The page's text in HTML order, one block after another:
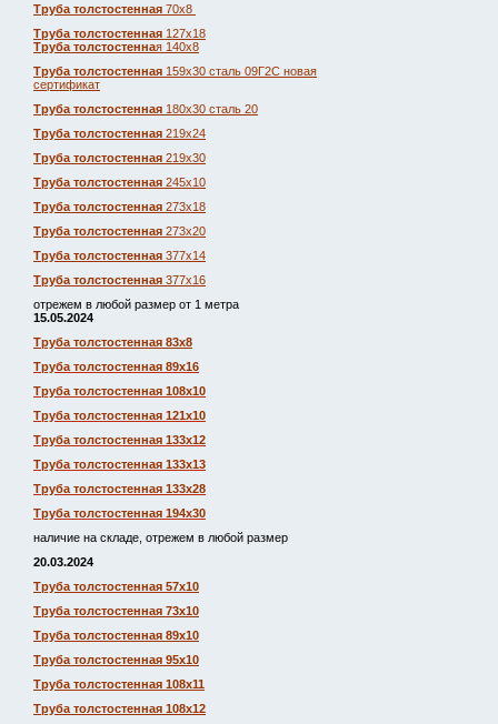
Труба толстостенная 70х8
Труба толстостенная 127х18
Труба толстостенная 140х8
Труба толстостенная 159х30 сталь 09Г2С новая
сертификат
Труба толстостенная 180х30 сталь 20
Труба толстостенная 219х24
Труба толстостенная 219х30
Труба толстостенная 245х10
Труба толстостенная 273х18
Труба толстостенная 273х20
Труба толстостенная 377х14
Труба толстостенная 377х16
отрежем в любой размер от 1 метра
15.05.2024
Труба толстостенная 83х8
Труба толстостенная 89х16
Труба толстостенная 108х10
Труба толстостенная 121х10
Труба толстостенная 133х12
Труба толстостенная 133х13
Труба толстостенная 133х28
Труба толстостенная 194х30
наличие на складе, отрежем в любой размер
20.03.2024
Труба толстостенная 57х10
Труба толстостенная 73х10
Труба толстостенная 89х10
Труба толстостенная 95х10
Труба толстостенная 108х11
Труба толстостенная 108х12